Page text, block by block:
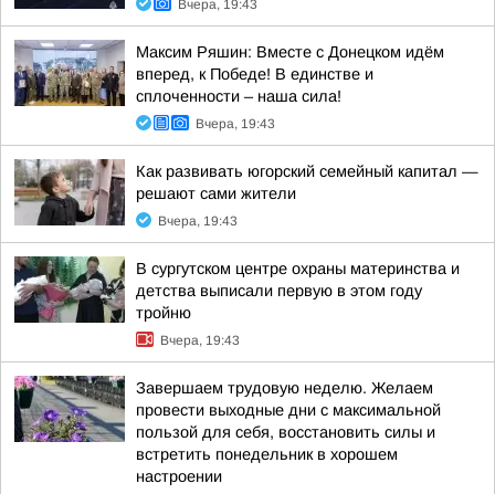
Вчера, 19:43
Максим Ряшин: Вместе с Донецком идём
вперед, к Победе! В единстве и
сплоченности – наша сила!
Вчера, 19:43
Как развивать югорский семейный капитал —
решают сами жители
Вчера, 19:43
В сургутском центре охраны материнства и
детства выписали первую в этом году
тройню
Вчера, 19:43
Завершаем трудовую неделю. Желаем
провести выходные дни с максимальной
пользой для себя, восстановить силы и
встретить понедельник в хорошем
настроении